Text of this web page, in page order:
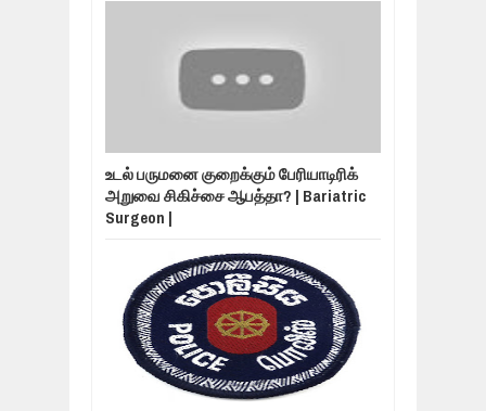
உடல் பருமனை குறைக்கும் பேரியாடிரிக்
அறுவை சிகிச்சை ஆபத்தா? | Bariatric
Surgeon |